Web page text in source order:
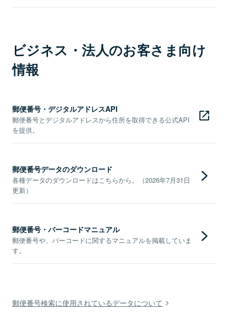
ビジネス・法人のお客さま向け
情報
郵便番号・デジタルアドレスAPI
郵便番号とデジタルアドレスから住所を取得できる公式API
を提供。
郵便番号データのダウンロード
各種データのダウンロードはこちらから。（2026年7月31日
更新）
郵便番号・バーコードマニュアル
郵便番号や、バーコードに関するマニュアルを掲載していま
す。
郵便番号検索に使用されているデータについて